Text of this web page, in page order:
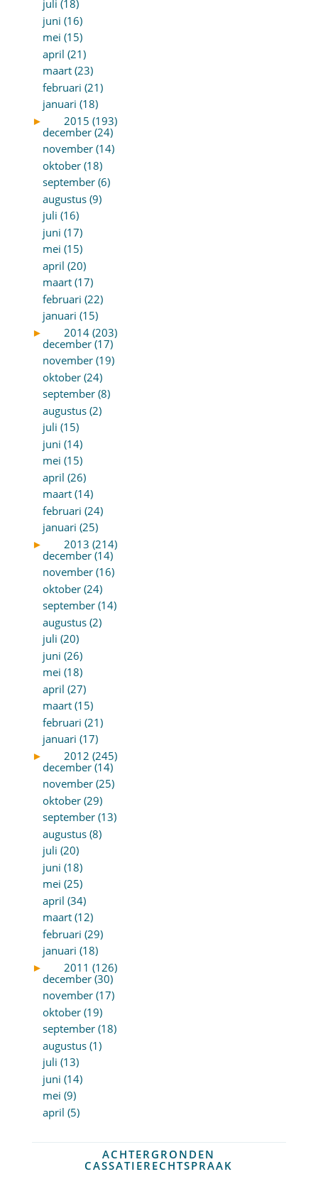
juli (18)
juni (16)
mei (15)
april (21)
maart (23)
februari (21)
januari (18)
►
2015 (193)
december (24)
november (14)
oktober (18)
september (6)
augustus (9)
juli (16)
juni (17)
mei (15)
april (20)
maart (17)
februari (22)
januari (15)
►
2014 (203)
december (17)
november (19)
oktober (24)
september (8)
augustus (2)
juli (15)
juni (14)
mei (15)
april (26)
maart (14)
februari (24)
januari (25)
►
2013 (214)
december (14)
november (16)
oktober (24)
september (14)
augustus (2)
juli (20)
juni (26)
mei (18)
april (27)
maart (15)
februari (21)
januari (17)
►
2012 (245)
december (14)
november (25)
oktober (29)
september (13)
augustus (8)
juli (20)
juni (18)
mei (25)
april (34)
maart (12)
februari (29)
januari (18)
►
2011 (126)
december (30)
november (17)
oktober (19)
september (18)
augustus (1)
juli (13)
juni (14)
mei (9)
april (5)
ACHTERGRONDEN
CASSATIERECHTSPRAAK